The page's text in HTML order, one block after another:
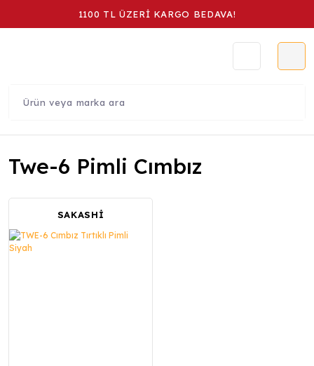
1100 TL ÜZERİ KARGO BEDAVA!
Twe-6 Pimli Cımbız
SAKASHİ